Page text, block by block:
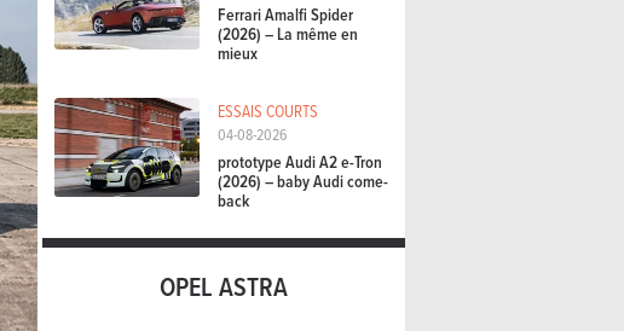
Ferrari Amalfi Spider
(2026) – La même en
mieux
ESSAIS COURTS
04-08-2026
prototype Audi A2 e-Tron
(2026) – baby Audi come-
back
OPEL ASTRA